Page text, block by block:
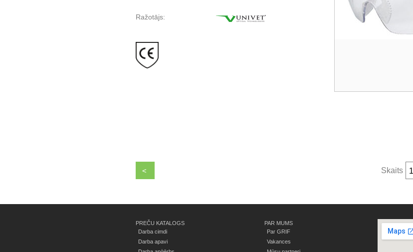
Ražotājs:
< Skaits
PREČU KATALOGS
Darba cimdi
Darba apavi
PAR MUMS
Par GRIF
Vakances